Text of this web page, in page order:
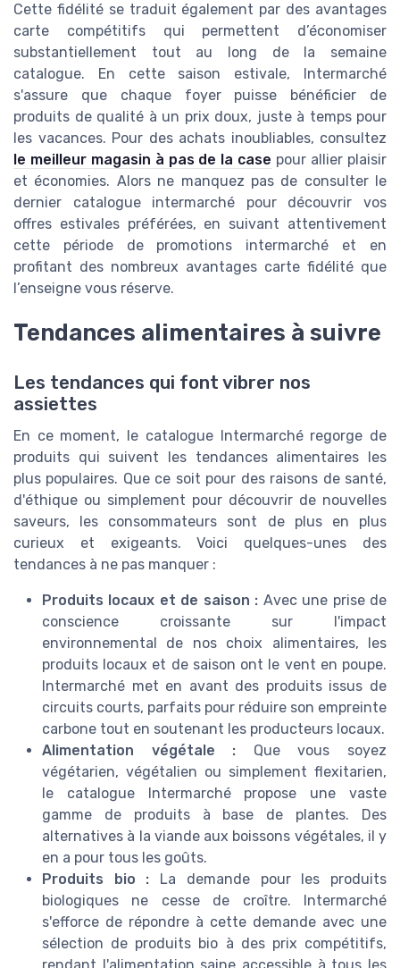
Cette fidélité se traduit également par des avantages
carte compétitifs qui permettent d’économiser
substantiellement tout au long de la semaine
catalogue. En cette saison estivale, Intermarché
s'assure que chaque foyer puisse bénéficier de
produits de qualité à un prix doux, juste à temps pour
les vacances. Pour des achats inoubliables, consultez
le meilleur magasin à pas de la case pour allier plaisir
et économies. Alors ne manquez pas de consulter le
dernier catalogue intermarché pour découvrir vos
offres estivales préférées, en suivant attentivement
cette période de promotions intermarché et en
profitant des nombreux avantages carte fidélité que
l’enseigne vous réserve.
Tendances alimentaires à suivre
Les tendances qui font vibrer nos
assiettes
En ce moment, le catalogue Intermarché regorge de
produits qui suivent les tendances alimentaires les
plus populaires. Que ce soit pour des raisons de santé,
d'éthique ou simplement pour découvrir de nouvelles
saveurs, les consommateurs sont de plus en plus
curieux et exigeants. Voici quelques-unes des
tendances à ne pas manquer :
Produits locaux et de saison : Avec une prise de
conscience croissante sur l'impact
environnemental de nos choix alimentaires, les
produits locaux et de saison ont le vent en poupe.
Intermarché met en avant des produits issus de
circuits courts, parfaits pour réduire son empreinte
carbone tout en soutenant les producteurs locaux.
Alimentation végétale : Que vous soyez
végétarien, végétalien ou simplement flexitarien,
le catalogue Intermarché propose une vaste
gamme de produits à base de plantes. Des
alternatives à la viande aux boissons végétales, il y
en a pour tous les goûts.
Produits bio : La demande pour les produits
biologiques ne cesse de croître. Intermarché
s'efforce de répondre à cette demande avec une
sélection de produits bio à des prix compétitifs,